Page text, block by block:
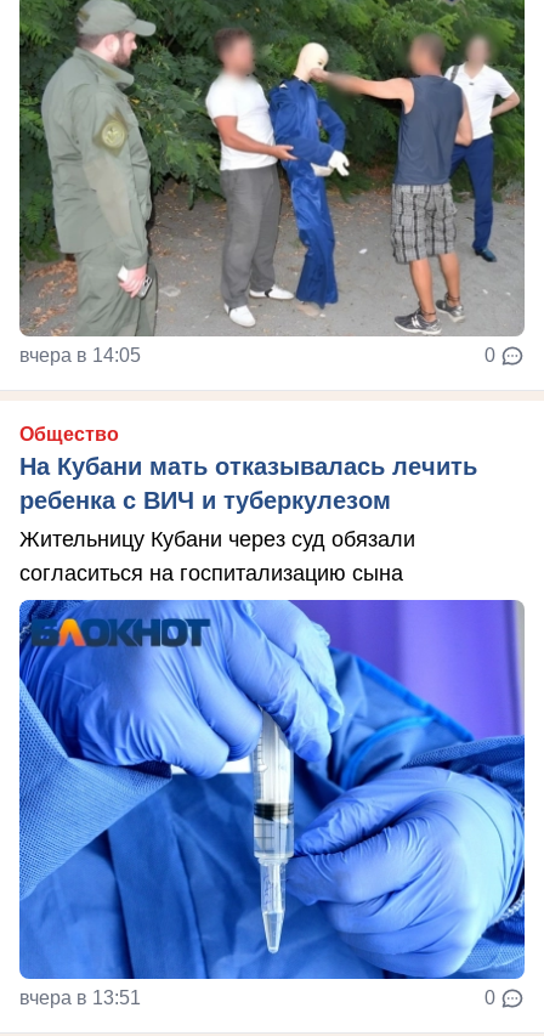
вчера в 14:05 0
Общество
На Кубани мать отказывалась лечить
ребенка с ВИЧ и туберкулезом
Жительницу Кубани через суд обязали
согласиться на госпитализацию сына
вчера в 13:51 0